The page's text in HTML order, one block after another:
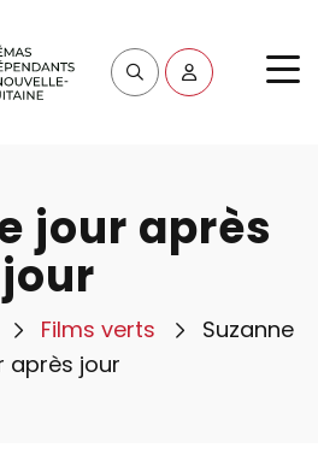
jour après
jour
Films verts
Suzanne
après jour